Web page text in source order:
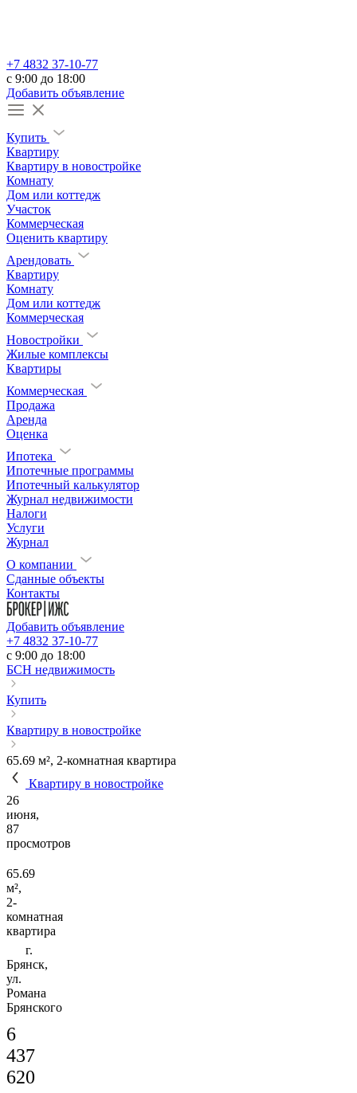
+7 4832 37-10-77
c 9:00 до 18:00
Добавить объявление
Купить
Квартиру
Квартиру в новостройке
Комнату
Дом или коттедж
Участок
Коммерческая
Оценить квартиру
Арендовать
Квартиру
Комнату
Дом или коттедж
Коммерческая
Новостройки
Жилые комплексы
Квартиры
Коммерческая
Продажа
Аренда
Оценка
Ипотека
Ипотечные программы
Ипотечный калькулятор
Журнал недвижимости
Налоги
Услуги
Журнал
О компании
Сданные объекты
Контакты
Добавить объявление
+7 4832 37-10-77
c 9:00 до 18:00
БСН недвижимость
Купить
Квартиру в новостройке
65.69 м², 2-комнатная квартира
Квартиру в новостройке
26
июня,
87
просмотров
65.69
м²,
2-
комнатная
квартира
г.
Брянск,
ул.
Романа
Брянского
6
437
620